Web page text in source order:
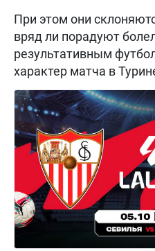
При этом они
вряд ли порадуют
результативным
характер матча в